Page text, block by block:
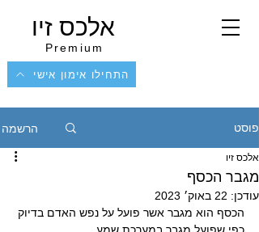
אלכס זיו
Premium
התחילו אימון אישי
פוסט הרשמה
מגבר הכסף
אלכס זיו
עודכן: 22 באוק׳ 2023
הכסף הוא מגבר אשר פועל על נפש האדם בדיוק